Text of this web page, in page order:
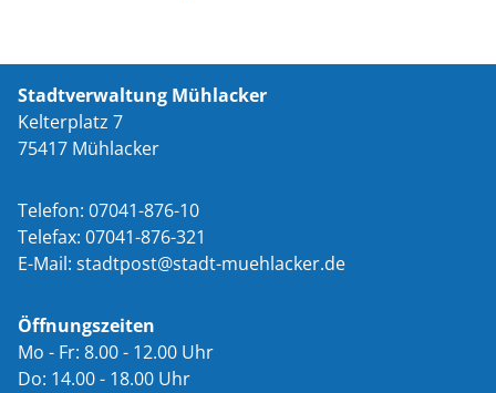
Stadtverwaltung Mühlacker
Kelterplatz 7
75417 Mühlacker
Telefon: 07041-876-10
Telefax: 07041-876-321
E-Mail: st dtp st st dt-m hl ck r d
Öffnungszeiten
Mo - Fr: 8.00 - 12.00 Uhr
Do: 14.00 - 18.00 Uhr